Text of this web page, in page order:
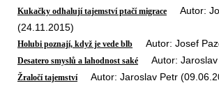
Kukačky odhalují tajemství ptačí migrace Autor:
(24.11.2015)
Holubi poznají, když je vede blb Autor: Josef
Desatero smyslů a lahodnost saké Autor: Jaroslav
Žraločí tajemstvíAutor: Jaroslav Petr